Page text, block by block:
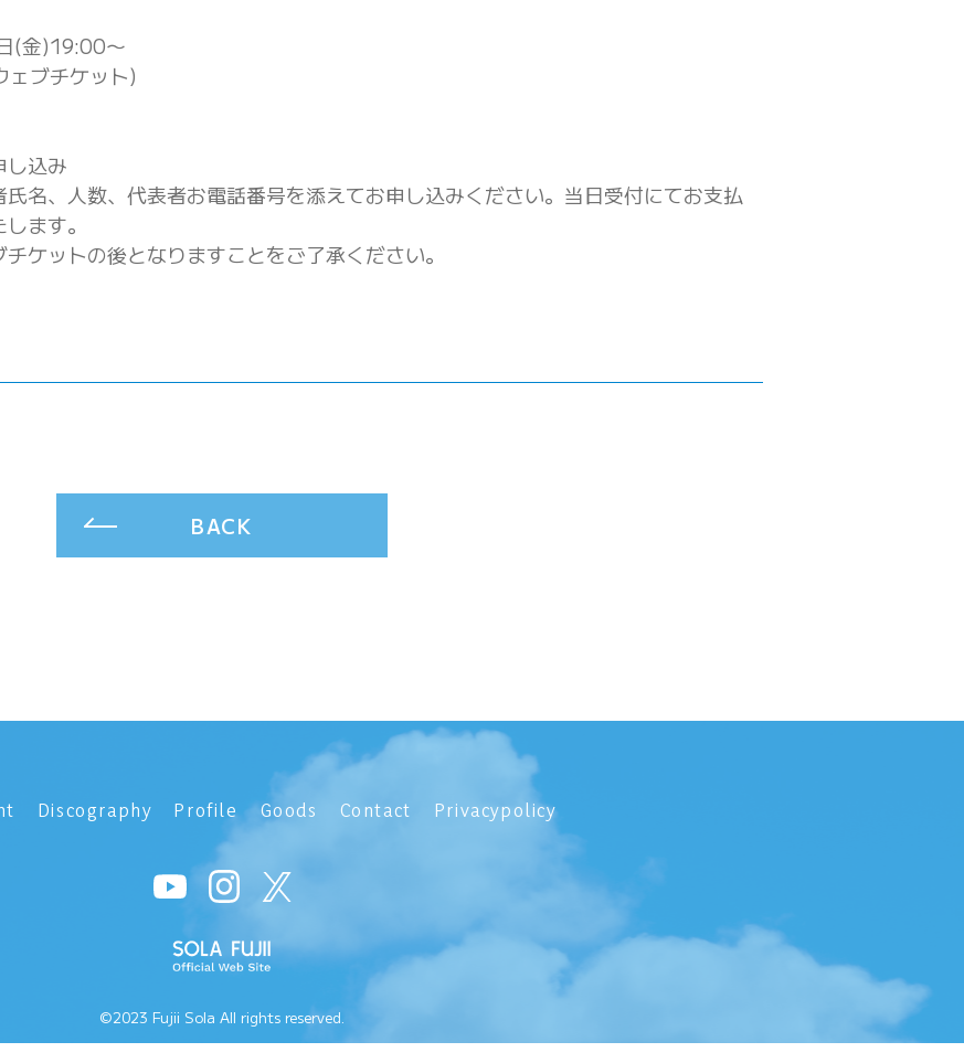
(金)19:00〜
ブチケット)
し込み
氏名、人数、代表者お電話番号を添えてお申し込みください。当日受付にてお支払
ます。
ケットの後となりますことをご了承ください。
BACK
Discography Profile Goods Contact Privacypolicy
©2023 Fujii Sola All rights reserved.